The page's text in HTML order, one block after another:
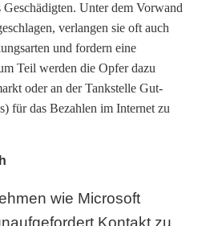
Unter dem Vorwand
verlangen sie oft auch
und fordern eine
Teil werden die Opfer dazu
oder an der Tankstelle Gut­
für das Bezahlen im Internet zu
wie Microsoft
Kontakt zu